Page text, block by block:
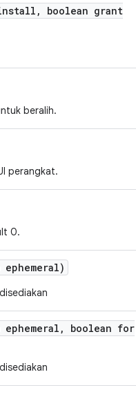
,
boolean grant
beralih.
perangkat.
0.
ephemeral)
ephemeral ,
boolean for